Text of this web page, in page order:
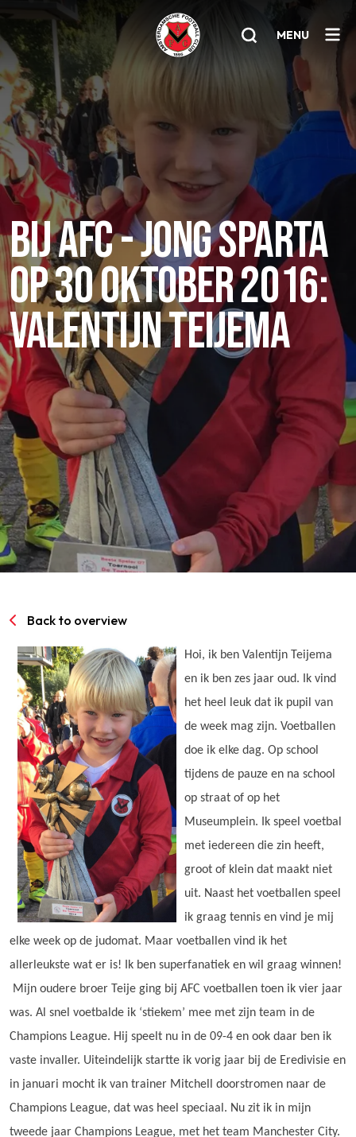
MENU
Home
AFC 1
Teams
Jeugd
Senioren
Clubinfo
Nieuwsoverzicht
Sponsoring
SPORTPARK GOED GENOEG
LIDMAATSCHAP
CONTACT
BIJ AFC - JONG SPARTA
OP 30 OKTOBER 2016:
VALENTIJN TEIJEMA
Back to overview
Hoi, ik ben Valentijn Teijema
en ik ben zes jaar oud. Ik vind
het heel leuk dat ik pupil van
de week mag zijn. Voetballen
doe ik elke dag. Op school
tijdens de pauze en na school
op straat of op het
Museumplein. Ik speel voetbal
met iedereen die zin heeft,
groot of klein dat maakt niet
uit. Naast het voetballen speel
ik graag tennis en vind je mij
elke week op de judomat. Maar voetballen vind ik het
allerleukste wat er is! Ik ben superfanatiek en wil graag winnen!
Mijn oudere broer Teije ging bij AFC voetballen toen ik vier jaar
was. Al snel voetbalde ik ‘stiekem’ mee met zijn team in de
Champions League. Hij speelt nu in de 09-4 en ook daar ben ik
vaste invaller. Uiteindelijk startte ik vorig jaar bij de Eredivisie en
in januari mocht ik van trainer Mitchell doorstromen naar de
Champions League, dat was heel speciaal. Nu zit ik in mijn
tweede jaar Champions League, met het team Manchester City.